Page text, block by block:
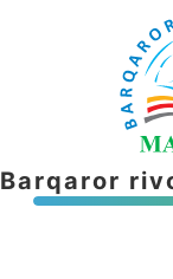
Barqaror riv